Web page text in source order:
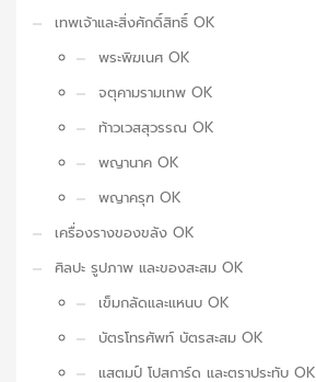
เทพเจ้าและสิ่งศักดิ์สิทธิ์ OK
พระพิฆเนศ OK
จตุคามรามเทพ OK
ท้าวเวสสุวรรณ OK
พญานาค OK
พญาครุฑ OK
เครื่องรางของขลัง OK
ศิลปะ รูปภาพ และของสะสม OK
เข็มกลัดและแหนบ OK
บัตรโทรศัพท์ บัตรสะสม OK
แสตมป์ โปสการ์ด และตราประทับ OK